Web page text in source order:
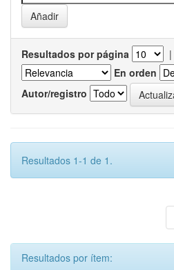
Resultados por página |
En orden
Autor/registro
Resultados 1-1 de 1.
Resultados por ítem: